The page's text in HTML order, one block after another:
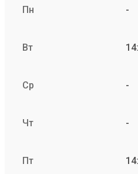
Пн -
Вт
Ср -
Чт -
Пт